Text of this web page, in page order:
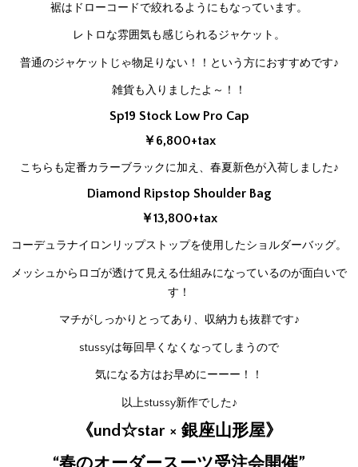
裾はドローコードで絞れるようにもなっています。
レトロな雰囲気も感じられるジャケット。
普通のジャケットじゃ物足りない！！という方におすすめです♪
雑貨も入りましたよ～！！
Sp19 Stock Low Pro Cap
￥6,800+tax
こちらも定番カラーブラックに加え、春夏新色が入荷しました♪
Diamond Ripstop Shoulder Bag
￥13,800+tax
コーデュラナイロンリップストップを使用したショルダーバッグ。
メッシュからロゴが透けて見える仕組みになっているのが面白いで
す！
マチがしっかりとってあり、収納力も抜群です♪
stussyは毎回早くなくなってしまうので
気になる方はお早めにーーー！！
以上stussy新作でした♪
《und☆star × 銀座山形屋》